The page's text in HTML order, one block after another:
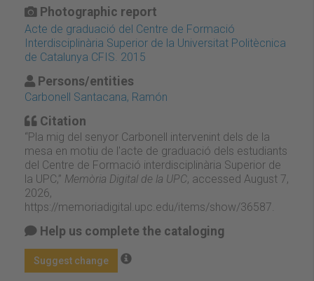
Photographic report
Acte de graduació del Centre de Formació
Interdisciplinària Superior de la Universitat Politècnica
de Catalunya CFIS. 2015
Persons/entities
Carbonell Santacana, Ramón
Citation
“Pla mig del senyor Carbonell intervenint dels de la
mesa en motiu de l'acte de graduació dels estudiants
del Centre de Formació interdisciplinària Superior de
la UPC,” Memòria Digital de la UPC, accessed August 7,
2026,
https://memoriadigital.upc.edu/items/show/36587
Help us complete the cataloging
Suggest change